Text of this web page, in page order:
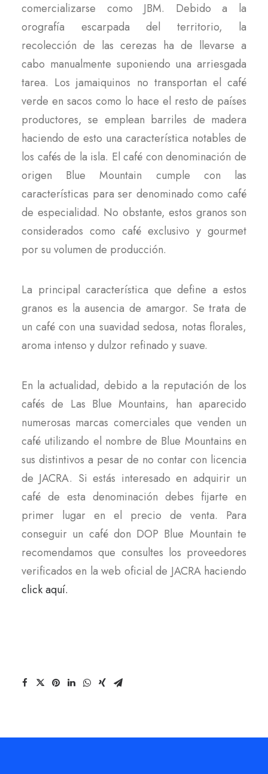
comercializarse como JBM. Debido a la
orografía escarpada del territorio, la
recolección de las cerezas ha de llevarse a
cabo manualmente suponiendo una arriesgada
tarea. Los jamaiquinos no transportan el café
verde en sacos como lo hace el resto de países
productores, se emplean barriles de madera
haciendo de esto una característica notables de
los cafés de la isla. El café con denominación de
origen Blue Mountain cumple con las
características para ser denominado como café
de especialidad. No obstante, estos granos son
considerados como café exclusivo y gourmet
por su volumen de producción.
La principal característica que define a estos
granos es la ausencia de amargor. Se trata de
un café con una suavidad sedosa, notas florales,
aroma intenso y dulzor refinado y suave.
En la actualidad, debido a la reputación de los
cafés de Las Blue Mountains, han aparecido
numerosas marcas comerciales que venden un
café utilizando el nombre de Blue Mountains en
sus distintivos a pesar de no contar con licencia
de JACRA. Si estás interesado en adquirir un
café de esta denominación debes fijarte en
primer lugar en el precio de venta. Para
conseguir un café don DOP Blue Mountain te
recomendamos que consultes los proveedores
verificados en la web oficial de JACRA haciendo
click aquí.